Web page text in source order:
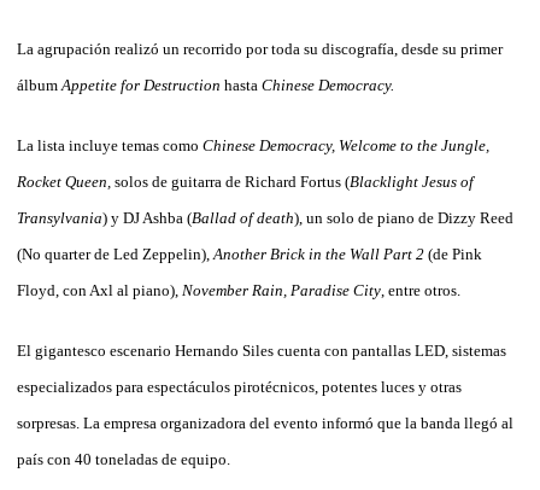
La agrupación realizó un recorrido por toda su discografía, desde su primer
álbumAppetite for Destruction hasta Chinese Democracy.
La lista incluye temas como Chinese Democracy, Welcome to the Jungle,
Rocket Queen, solos de guitarra de Richard Fortus (Blacklight Jesus of
Transylvania) y DJ Ashba (Ballad of death), un solo de piano de Dizzy Reed
(No quarter de Led Zeppelin),Another Brick in the Wall Part 2 (de Pink
Floyd, con Axl al piano), November Rain, Paradise City, entre otros.
El gigantesco escenario Hernando Siles cuenta con pantallas LED, sistemas
especializados para espectáculos pirotécnicos, potentes luces y otras
sorpresas. La empresa organizadora del evento informó que la banda llegó al
país con 40 toneladas de equipo.